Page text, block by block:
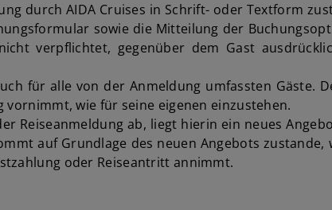
durch AIDA Cruises in Schrift- oder Textform
sowie die Mitteilung der
verpflichtet, gegenüber dem Gast
für alle von der Anmeldung umfassten Gäste.
wie für seine eigenen einzustehen.
ab, liegt hierin ein neues
auf Grundlage des neuen Angebots
oder Reiseantritt annimmt.